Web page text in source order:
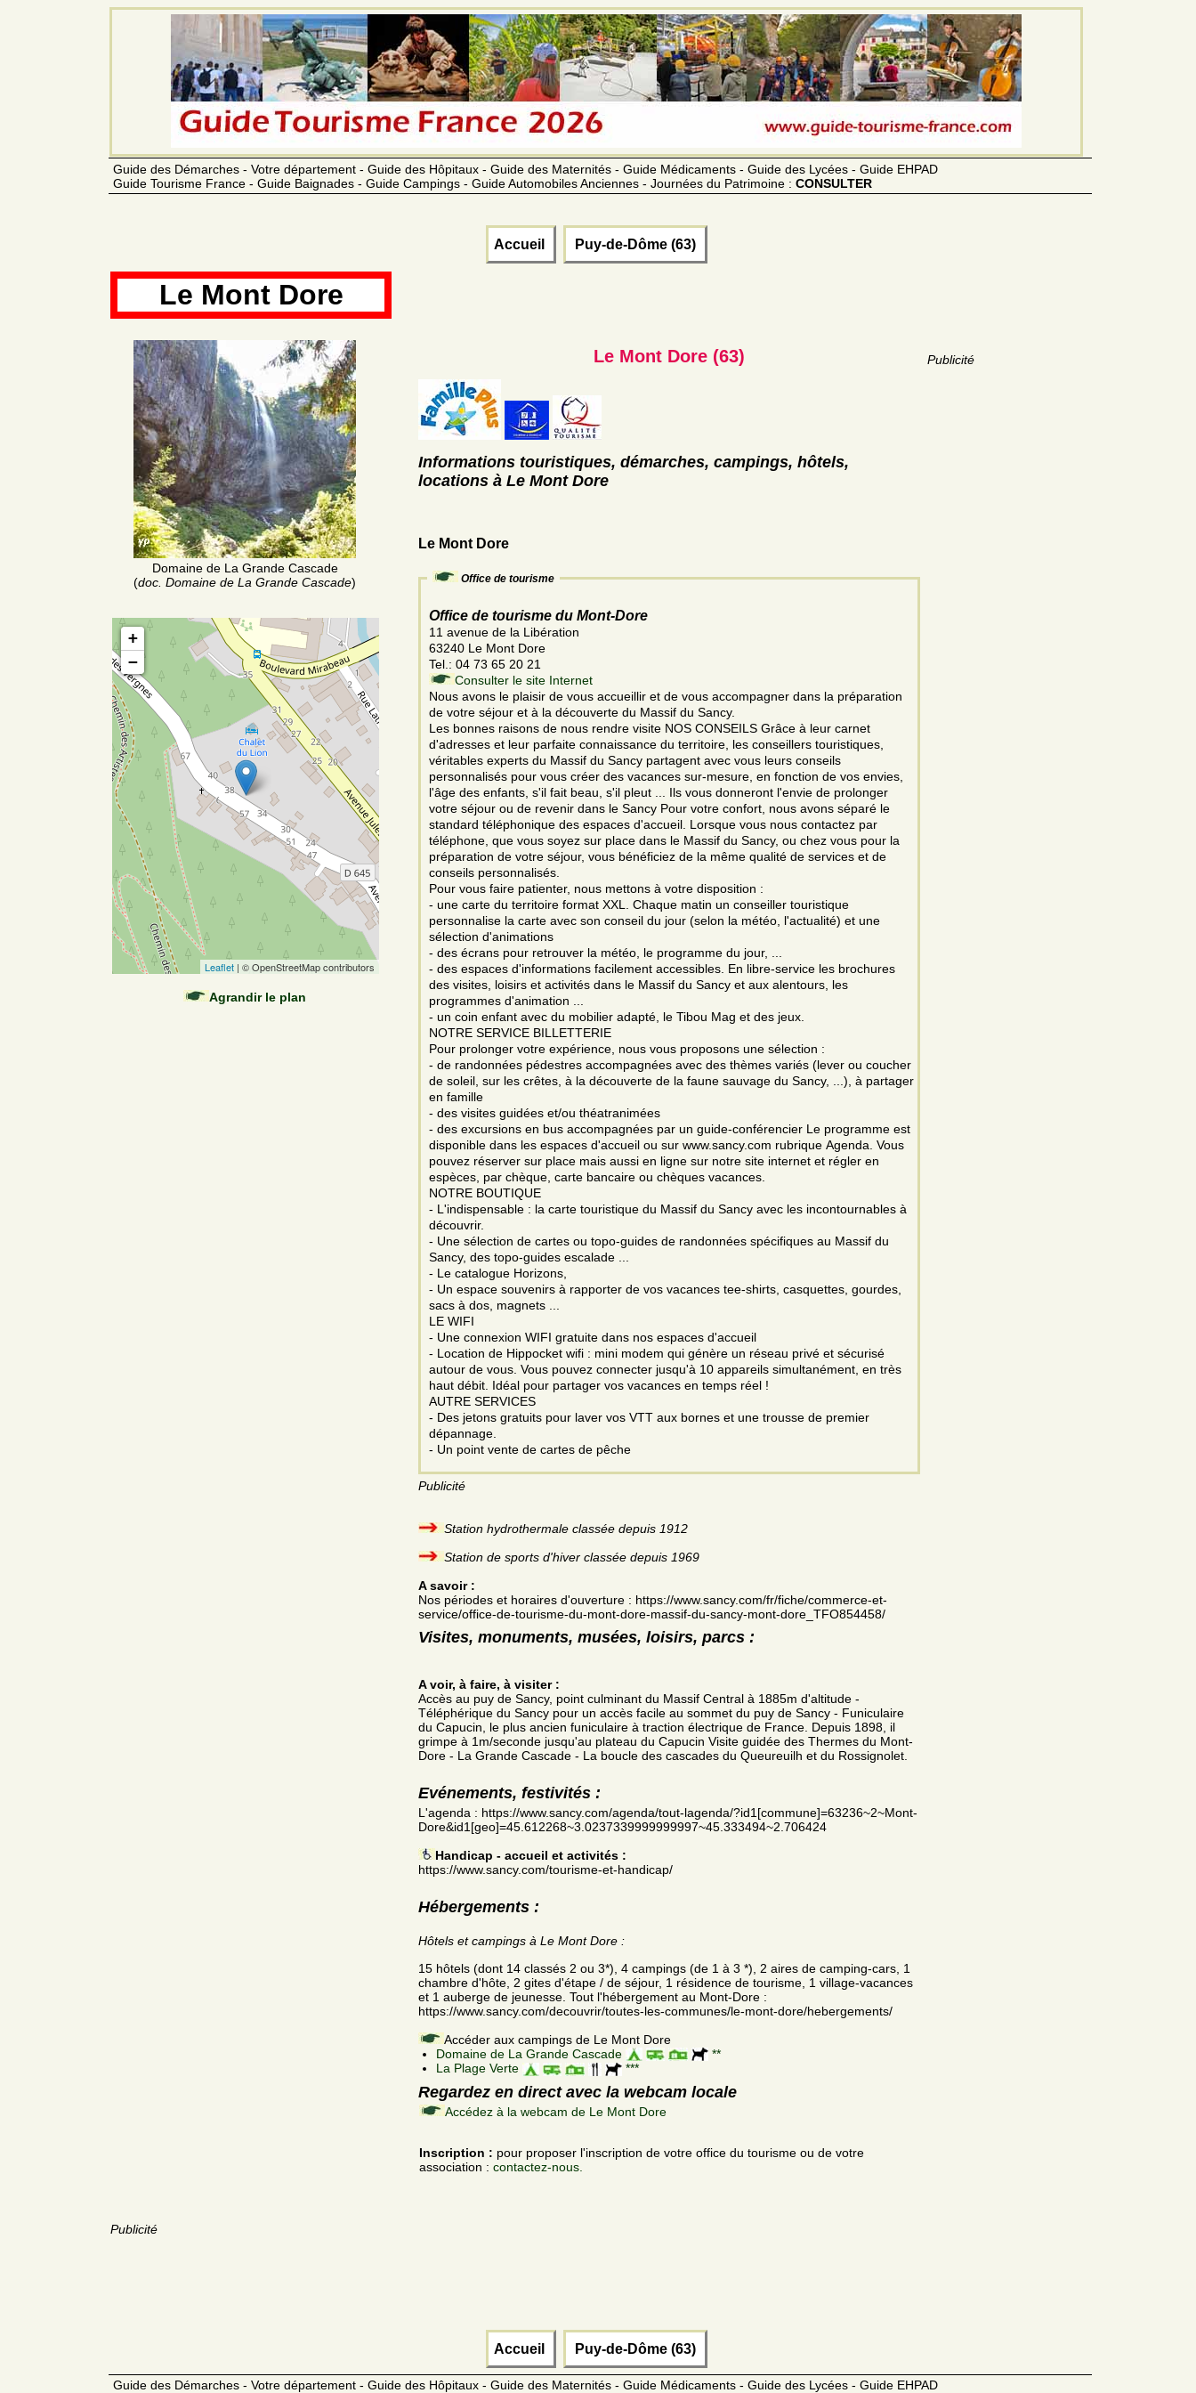
Guide des Démarches - Votre département - Guide des Hôpitaux - Guide des Maternités - Guide Médicaments - Guide des Lycées - Guide EHPAD
Guide Tourisme France - Guide Baignades - Guide Campings - Guide Automobiles Anciennes - Journées du Patrimoine : CONSULTER
Accueil Puy-de-Dôme (63)
Le Mont Dore
Domaine de La Grande Cascade
(doc. Domaine de La Grande Cascade)
+
−
Leaflet | © OpenStreetMap contributors
Agrandir le plan
Publicité
Le Mont Dore (63)
Informations touristiques, démarches, campings, hôtels,
locations à Le Mont Dore
Le Mont Dore
Office de tourisme
Office de tourisme du Mont-Dore
11 avenue de la Libération
63240 Le Mont Dore
Tel.: 04 73 65 20 21
Consulter le site Internet
Nous avons le plaisir de vous accueillir et de vous accompagner dans la préparation
de votre séjour et à la découverte du Massif du Sancy.
Les bonnes raisons de nous rendre visite NOS CONSEILS Grâce à leur carnet
d'adresses et leur parfaite connaissance du territoire, les conseillers touristiques,
véritables experts du Massif du Sancy partagent avec vous leurs conseils
personnalisés pour vous créer des vacances sur-mesure, en fonction de vos envies,
l'âge des enfants, s'il fait beau, s'il pleut ... Ils vous donneront l'envie de prolonger
votre séjour ou de revenir dans le Sancy Pour votre confort, nous avons séparé le
standard téléphonique des espaces d'accueil. Lorsque vous nous contactez par
téléphone, que vous soyez sur place dans le Massif du Sancy, ou chez vous pour la
préparation de votre séjour, vous bénéficiez de la même qualité de services et de
conseils personnalisés.
Pour vous faire patienter, nous mettons à votre disposition :
- une carte du territoire format XXL. Chaque matin un conseiller touristique
personnalise la carte avec son conseil du jour (selon la météo, l'actualité) et une
sélection d'animations
- des écrans pour retrouver la météo, le programme du jour, ...
- des espaces d'informations facilement accessibles. En libre-service les brochures
des visites, loisirs et activités dans le Massif du Sancy et aux alentours, les
programmes d'animation ...
- un coin enfant avec du mobilier adapté, le Tibou Mag et des jeux.
NOTRE SERVICE BILLETTERIE
Pour prolonger votre expérience, nous vous proposons une sélection :
- de randonnées pédestres accompagnées avec des thèmes variés (lever ou coucher
de soleil, sur les crêtes, à la découverte de la faune sauvage du Sancy, ...), à partager
en famille
- des visites guidées et/ou théatranimées
- des excursions en bus accompagnées par un guide-conférencier Le programme est
disponible dans les espaces d'accueil ou sur www.sancy.com rubrique Agenda. Vous
pouvez réserver sur place mais aussi en ligne sur notre site internet et régler en
espèces, par chèque, carte bancaire ou chèques vacances.
NOTRE BOUTIQUE
- L'indispensable : la carte touristique du Massif du Sancy avec les incontournables à
découvrir.
- Une sélection de cartes ou topo-guides de randonnées spécifiques au Massif du
Sancy, des topo-guides escalade ...
- Le catalogue Horizons,
- Un espace souvenirs à rapporter de vos vacances tee-shirts, casquettes, gourdes,
sacs à dos, magnets ...
LE WIFI
- Une connexion WIFI gratuite dans nos espaces d'accueil
- Location de Hippocket wifi : mini modem qui génère un réseau privé et sécurisé
autour de vous. Vous pouvez connecter jusqu'à 10 appareils simultanément, en très
haut débit. Idéal pour partager vos vacances en temps réel !
AUTRE SERVICES
- Des jetons gratuits pour laver vos VTT aux bornes et une trousse de premier
dépannage.
- Un point vente de cartes de pêche
Publicité
Station hydrothermale classée depuis 1912
Station de sports d'hiver classée depuis 1969
A savoir :
Nos périodes et horaires d'ouverture : https://www.sancy.com/fr/fiche/commerce-et-
service/office-de-tourisme-du-mont-dore-massif-du-sancy-mont-dore_TFO854458/
Visites, monuments, musées, loisirs, parcs :
A voir, à faire, à visiter :
Accès au puy de Sancy, point culminant du Massif Central à 1885m d'altitude -
Téléphérique du Sancy pour un accès facile au sommet du puy de Sancy - Funiculaire
du Capucin, le plus ancien funiculaire à traction électrique de France. Depuis 1898, il
grimpe à 1m/seconde jusqu'au plateau du Capucin Visite guidée des Thermes du Mont-
Dore - La Grande Cascade - La boucle des cascades du Queureuilh et du Rossignolet.
Evénements, festivités :
L'agenda : https://www.sancy.com/agenda/tout-lagenda/?id1[commune]=63236~2~Mont-
Dore&id1[geo]=45.612268~3.0237339999999997~45.333494~2.706424
Handicap - accueil et activités :
https://www.sancy.com/tourisme-et-handicap/
Hébergements :
Hôtels et campings à Le Mont Dore :
15 hôtels (dont 14 classés 2 ou 3*), 4 campings (de 1 à 3 *), 2 aires de camping-cars, 1
chambre d'hôte, 2 gites d'étape / de séjour, 1 résidence de tourisme, 1 village-vacances
et 1 auberge de jeunesse. Tout l'hébergement au Mont-Dore :
https://www.sancy.com/decouvrir/toutes-les-communes/le-mont-dore/hebergements/
Accéder aux campings de Le Mont Dore
Domaine de La Grande Cascade
**
La Plage Verte
***
Regardez en direct avec la webcam locale
Accédez à la webcam de Le Mont Dore
Inscription : pour proposer l'inscription de votre office du tourisme ou de votre
association : contactez-nous.
Publicité
Accueil Puy-de-Dôme (63)
Guide des Démarches - Votre département - Guide des Hôpitaux - Guide des Maternités - Guide Médicaments - Guide des Lycées - Guide EHPAD